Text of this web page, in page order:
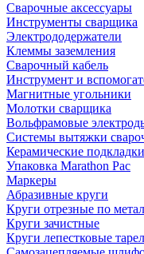
Сварочные аксессуары
Инструменты сварщика
Электрододержатели
Клеммы заземления
Сварочный кабель
Инструмент и
Магнитные угольники
Молотки сварщика
Вольфрамовые
Системы вытяжки
Керамические подкладки
Упаковка Marathon Pac
Маркеры
Абразивные круги
Круги отрезные по
Круги зачистные
Круги лепестковые